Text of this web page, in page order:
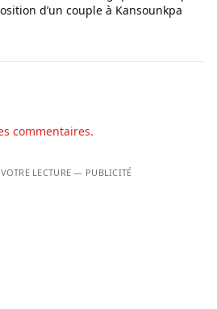
d’un couple à Kansounkpa
commentaires.
LECTURE — PUBLICITÉ